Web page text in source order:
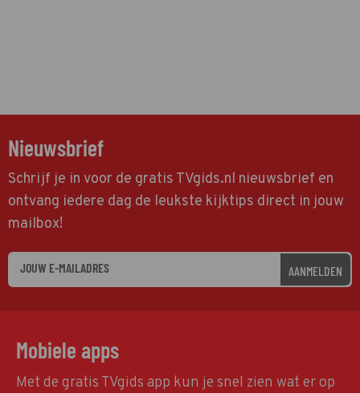
Nieuwsbrief
Schrijf je in voor de gratis TVgids.nl nieuwsbrief en
ontvang iedere dag de leukste kijktips direct in jouw
mailbox!
AANMELDEN
Mobiele apps
Met de gratis TVgids app kun je snel zien wat er op